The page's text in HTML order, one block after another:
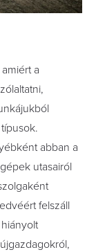
a
abban a
utasairól
felszáll